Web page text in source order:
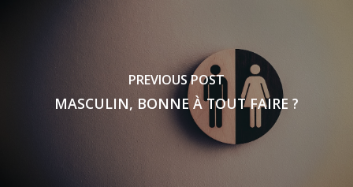
PREVIOUS POST
MASCULIN, BONNE À TOUT FAIRE ?